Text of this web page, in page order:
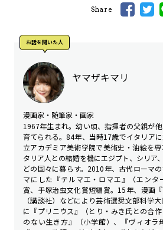
Share
お話を聞いた⼈
ヤマザキマリ
漫画家・随筆家・画家
1967年生まれ。幼い頃、指揮者の父親が
育てられる。84年、当時17歳でイタリア
立アカデミア美術学院で美術史・油絵を
タリア人との結婚を機にエジプト、シリア
どの国々に暮らす。2010年、古代ローマ
マにした『テルマエ・ロマエ』（エンタ
賞、手塚治虫文化賞短編賞。15年、漫画『
（講談社）などにより芸術選奨文部科学
に『プリニウス』（とり・みき氏との合
のない生き方』（小学館）、『ヴィオラ